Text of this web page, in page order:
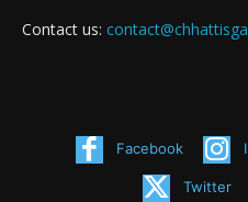
Contact us:
Facebook
Twitter